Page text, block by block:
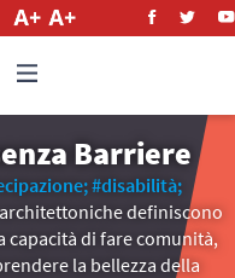
Barriere
#disabilità;
definiscono
capacità di fare comunità,
la bellezza della